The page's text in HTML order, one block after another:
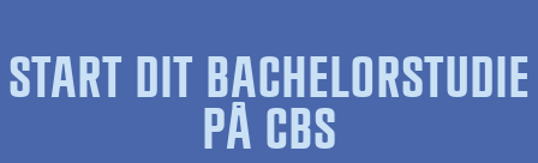
START DIT BACHELORSTUDIE
PÅ CBS